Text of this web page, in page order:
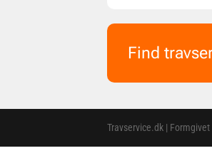
Find
Travservice.dk |